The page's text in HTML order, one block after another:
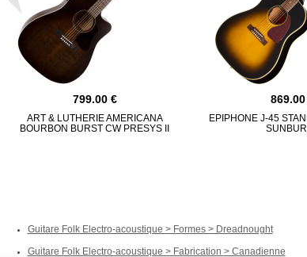
799.00
ART & LUTHERIE AMERICANA
BOURBON BURST CW PRESYS II
EPIPHONE J-45
Guitare Folk Electro-acoustique > Formes > Dreadnought
Guitare Folk Electro-acoustique > Fabrication > Canadienne